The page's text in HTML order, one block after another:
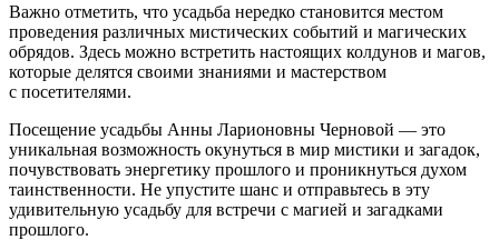
Важно отметить, что усадьба нередко становится местом
проведения различных мистических событий и магических
обрядов. Здесь можно встретить настоящих колдунов и магов,
которые делятся своими знаниями и мастерством
с посетителями.
Посещение усадьбы Анны Ларионовны Черновой — это
уникальная возможность окунуться в мир мистики и загадок,
почувствовать энергетику прошлого и проникнуться духом
таинственности. Не упустите шанс и отправьтесь в эту
удивительную усадьбу для встречи с магией и загадками
прошлого.